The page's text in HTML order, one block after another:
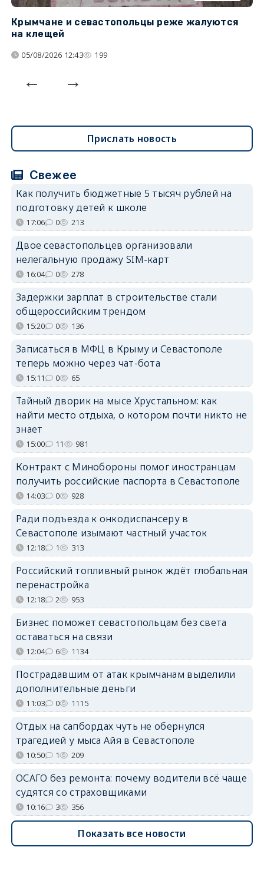
Крымчане и севастопольцы реже жалуются
на клещей
05/08/2026 12:43 199
Прислать новость
Свежее
Как получить бюджетные 5 тысяч рублей на
подготовку детей к школе
17:06 0 213
Двое севастопольцев организовали
нелегальную продажу SIM-карт
16:04 0 278
Задержки зарплат в строительстве стали
общероссийским трендом
15:20 0 136
Записаться в МФЦ в Крыму и Севастополе
теперь можно через чат-бота
15:11 0 65
Тайный дворик на мысе Хрустальном: как
найти место отдыха, о котором почти никто не
знает
15:00 11 981
Контракт с Минобороны помог иностранцам
получить российские паспорта в Севастополе
14:03 0 928
Ради подъезда к онкодиспансеру в
Севастополе изымают частный участок
12:18 1 313
Российский топливный рынок ждёт глобальная
перенастройка
12:18 2 953
Бизнес поможет севастопольцам без света
оставаться на связи
12:04 6 1134
Пострадавшим от атак крымчанам выделили
дополнительные деньги
11:03 0 1115
Отдых на сапбордах чуть не обернулся
трагедией у мыса Айя в Севастополе
10:50 1 209
ОСАГО без ремонта: почему водители всё чаще
судятся со страховщиками
10:16 3 356
Показать все новости